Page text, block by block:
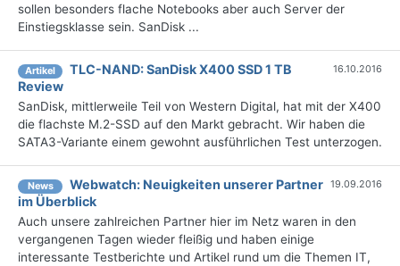
sollen besonders flache Notebooks aber auch Server der
Einstiegsklasse sein. SanDisk ...
Artikel
TLC-NAND: SanDisk X400 SSD 1 TB
Review
16.10.2016
SanDisk, mittlerweile Teil von Western Digital, hat mit der X400
die flachste M.2-SSD auf den Markt gebracht. Wir haben die
SATA3-Variante einem gewohnt ausführlichen Test unterzogen.
News
Webwatch: Neuigkeiten unserer Partner
im Überblick
19.09.2016
Auch unsere zahlreichen Partner hier im Netz waren in den
vergangenen Tagen wieder fleißig und haben einige
interessante Testberichte und Artikel rund um die Themen IT,